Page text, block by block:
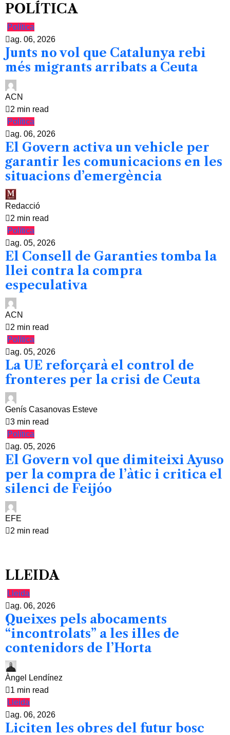
POLÍTICA
Política
ag. 06, 2026
Junts no vol que Catalunya rebi
més migrants arribats a Ceuta
ACN
2 min read
Política
ag. 06, 2026
El Govern activa un vehicle per
garantir les comunicacions en les
situacions d’emergència
Redacció
2 min read
Política
ag. 05, 2026
El Consell de Garanties tomba la
llei contra la compra
especulativa
ACN
2 min read
Política
ag. 05, 2026
La UE reforçarà el control de
fronteres per la crisi de Ceuta
Genís Casanovas Esteve
3 min read
Política
ag. 05, 2026
El Govern vol que dimiteixi Ayuso
per la compra de l’àtic i critica el
silenci de Feijóo
EFE
2 min read
LLEIDA
Lleida
ag. 06, 2026
Queixes pels abocaments
“incontrolats” a les illes de
contenidors de l’Horta
Àngel Lendínez
1 min read
Lleida
ag. 06, 2026
Liciten les obres del futur bosc